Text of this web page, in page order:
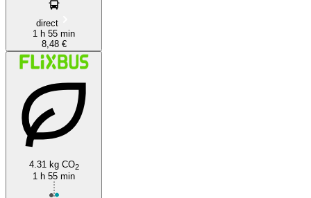
direct
1 h 55 min
8,48 €
4.31 kg CO2
1 h 55 min